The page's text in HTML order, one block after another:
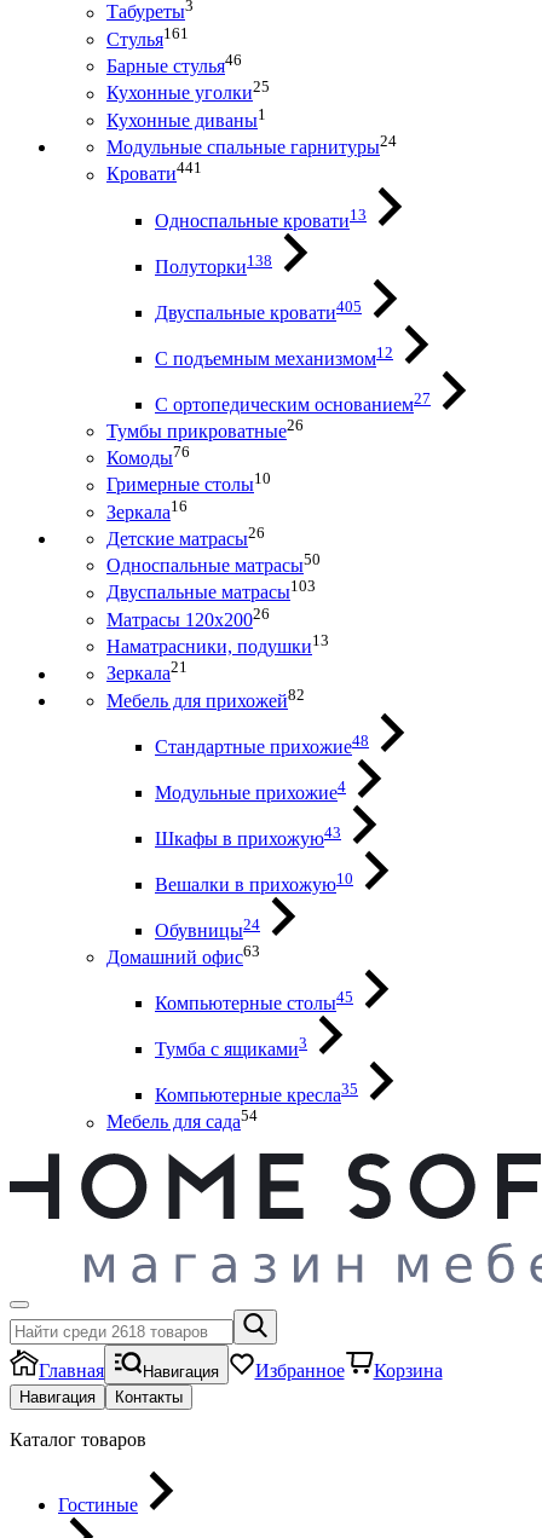
Табуреты3
Стулья161
Барные стулья46
Кухонные уголки25
Кухонные диваны1
Модульные спальные гарнитуры24
Кровати441
Односпальные кровати13
Полуторки138
Двуспальные кровати405
С подъемным механизмом12
С ортопедическим основанием27
Тумбы прикроватные26
Комоды76
Гримерные столы10
Зеркала16
Детские матрасы26
Односпальные матрасы50
Двуспальные матрасы103
Матрасы 120х20026
Наматрасники, подушки13
Зеркала21
Мебель для прихожей82
Стандартные прихожие48
Модульные прихожие4
Шкафы в прихожую43
Вешалки в прихожую10
Обувницы24
Домашний офис63
Компьютерные столы45
Тумба с ящиками3
Компьютерные кресла35
Мебель для сада54
Главная Навигация Избранное Корзина
Навигация Контакты
Каталог товаров
Гостиные